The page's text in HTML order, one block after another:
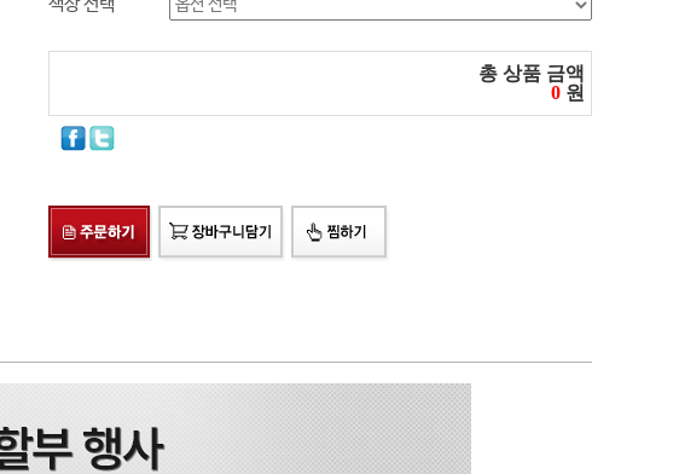
총 상품 금액
0 원